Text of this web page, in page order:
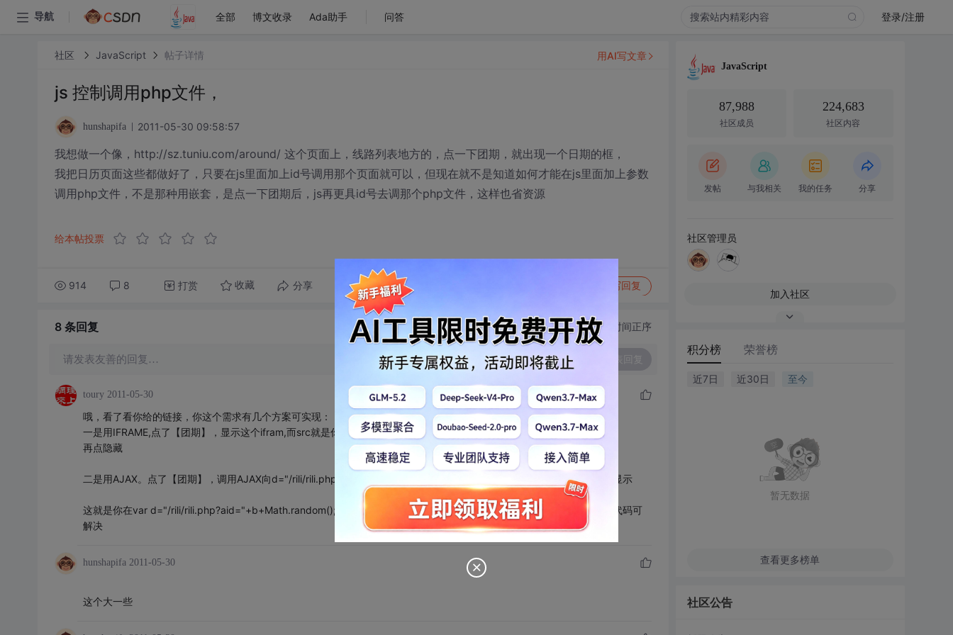
导航 全部 博文收录 Ada助手 问答 登录/注册
社区 JavaScript 帖子详情
js 控制调用php文件，
hunshapifa 2011-05-30 09:58:57
我想做一个像，http://sz.tuniu.com/around/ 这个页面上，线路列表地方的，点一下团期，就出现一个日期的框，
我把日历页面这些都做好了，只要在js里面加上id号调用那个页面就可以，但现在就不是知道如何才能在js里面加上参数
调用php文件，不是那种用嵌套，是点一下团期后，js再更具id号去调那个php文件，这样也省资源
给本帖投票
914 8 打赏 收藏 分享 转发到动态 写回复
用AI写文章
8 条回复 切换为时间正序
请发表友善的回复…
toury 2011-05-30
哦，看了看你给的链接，你这个需求有几个方案可实现：
一是用IFRAME,点了【团期】，显示这个ifram,而src就是你的d="/rili/rili.php?aid="+b+Math.random();
再点隐藏
二是用AJAX。点了【团期】，调用AJAX向d="/rili/rili.php?aid="+b+Math.random();请求内容；返回后，装入一个DIV并显示
这就是你在var d="/rili/rili.php?aid="+b+Math.random(); Request.sendPOST("/rili/rili.php"+d)这里需要做的，不是一句代码可
解决
hunshapifa 2011-05-30
这个大一些
JavaScript
87,988
社区成员
224,683
社区内容
发帖 与我相关 我的任务 分享
社区管理员
加入社区
积分榜 荣誉榜
近7日 近30日 至今
暂无数据
查看更多榜单
社区公告